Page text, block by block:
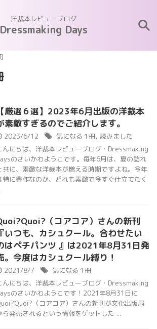
洋裁本レビューブログ
Dressmaking Days
【厳選６選】2023年6月出版の洋裁本
素敵すぎるのでご紹介します。
2023/6/12 気になる１冊, 読みました
んにちは、洋裁本レビューブログ・Dressmaking
のさいかわようこです。毎年6月は、夏の訪れ
共に、素敵な洋裁本が増える時期ですよね。今年
特に豊作なのか、どれも素敵で今すぐ仕立てたく
（コアコア）さんの新刊
『いつも、カシュクール。合わせたい
はペチパンツ 』は2021年8月31日発
。今度はカシュクール縛り！
2021/8/7
気になる１冊
んにちは、洋裁本レビューブログ・Dressmaking
のさいかわようこです！2021年8月31日に
（コアコア）さんの新刊が文化出版局
ら発売されるという情報をゲットした ...